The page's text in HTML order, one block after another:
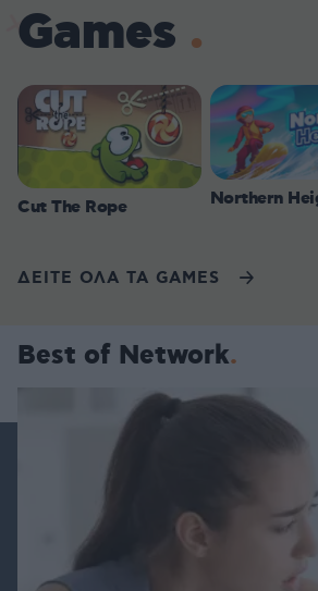
Games
Cut The Rope Northern
ΔΕΙΤΕ ΟΛΑ ΤΑ GAMES
Best of Network